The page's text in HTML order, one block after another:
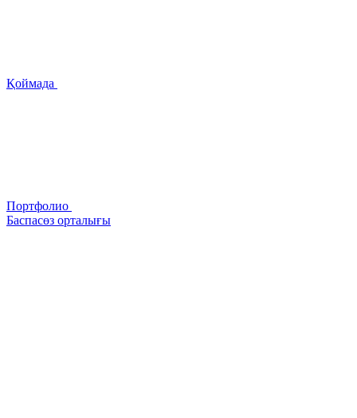
Қоймада
Портфолио
Баспасөз орталығы